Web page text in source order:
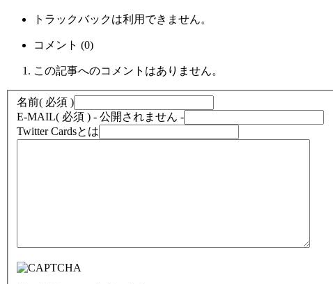
トラックバックは利用できません。
コメント (0)
この記事へのコメントはありません。
名前( 必須 )
E-MAIL( 必須 ) - 公開されません -
Twitter Cardsとは